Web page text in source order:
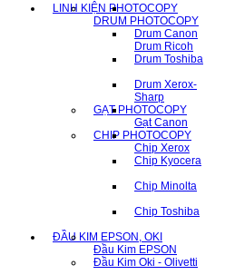
LINH KIỆN PHOTOCOPY
DRUM PHOTOCOPY
Drum Canon
Drum Ricoh
Drum Toshiba
Drum Xerox-
Sharp
GẠT PHOTOCOPY
Gạt Canon
CHIP PHOTOCOPY
Chip Xerox
Chip Kyocera
Chip Minolta
Chip Toshiba
ĐẦU KIM EPSON, OKI
Đầu Kim EPSON
Đầu Kim Oki - Olivetti